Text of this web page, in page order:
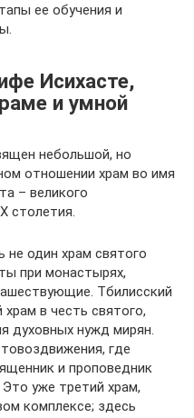
ее обучения и
Исихасте,
и умной
небольшой, но
отношении храм во имя
– великого
столетия.
один храм святого
при монастырях,
Тбилисский
в честь святого,
духовных нужд мирян.
где
и проповедник
уже третий храм,
комплексе; здесь